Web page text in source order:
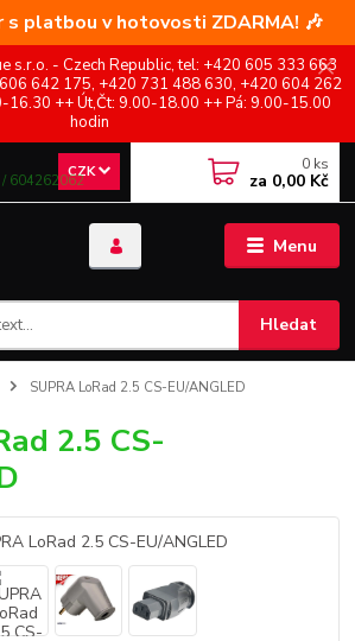
s platbou v hotovosti ZDARMA! 🎶
s.r.o. - Czech Republic, tel: +420 605 333 663
642 175, +420 731 488 630, +420 604 262
16.30 ++ Út,Čt: 9.00-18.00 ++ Pá: 9.00-15.00
hodin
Menu
CZK
Hledat
604262062
0 ks
za 0,00 Kč
SUPRA LoRad 2.5 CS-EU/ANGLED
2.5 CS-